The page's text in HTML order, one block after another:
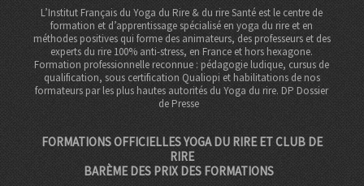
L’Institut Français du Yoga du Rire & du rire Santé est le centre de
formation et d’apprentissage spécialisé en yoga du rire et en
méthodes positives qui forme des animateurs, des professeurs et des
experts du rire 100% anti-stress, en France et hors hexagone.
Formation professionnelle reconnue : pédagogie ludique, cursus de
qualification, sous certification Qualiopi et habilitations de nos
formateurs par les plus hautes autorités du Yoga du rire. DPDossier
de Presse
FORMATIONS OFFICIELLES YOGA DU RIRE ET CLUB DE
RIRE
BARÈME DES PRIX DES FORMATIONS